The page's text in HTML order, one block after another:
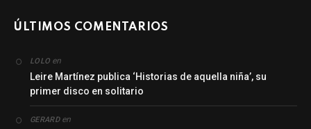
ÚLTIMOS COMENTARIOS
LOLO en
Leire Martínez publica ‘Historias de aquella niña’, su
primer disco en solitario
GERARDen